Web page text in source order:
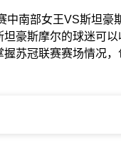
中南部女王VS斯坦豪
豪斯摩尔的球迷可
苏冠联赛赛场情况